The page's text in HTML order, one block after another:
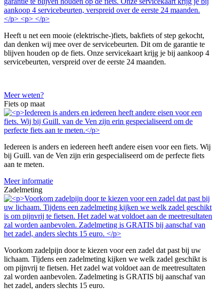
Heeft u net een mooie (elektrische-)fiets, bakfiets of step gekocht,
dan denken wij mee over de servicebeurten. Dit om de garantie te
blijven houden op de fiets. Onze servicekaart krijg je bij aankoop 4
servicebeurten, verspreid over de eerste 24 maanden.
Meer weten?
Fiets op maat
Iedereen is anders en iedereen heeft andere eisen voor een fiets. Wij
bij Guill. van de Ven zijn erin gespecialiseerd om de perfecte fiets
aan te meten.
Meer informatie
Zadelmeting
Voorkom zadelpijn door te kiezen voor een zadel dat past bij uw
lichaam. Tijdens een zadelmeting kijken we welk zadel geschikt is
om pijnvrij te fietsen. Het zadel wat voldoet aan de meetresultaten
zal worden aanbevolen. Zadelmeting is GRATIS bij aanschaf van
het zadel, anders slechts 15 euro.